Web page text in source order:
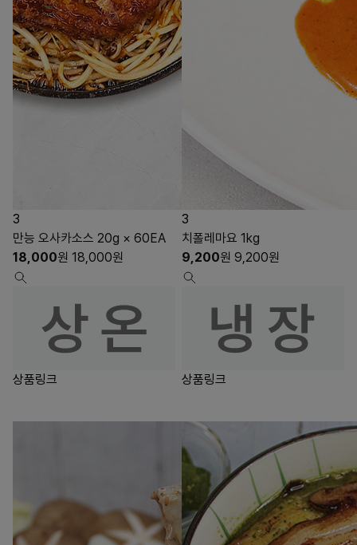
3
만능 오사카소스 20g × 60EA
18,000원 18,000원
상품링크
3
치폴레마요 1kg
9,200원 9,200원
상품링크